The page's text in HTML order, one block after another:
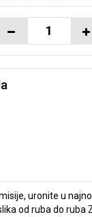
uronite u
od ruba do